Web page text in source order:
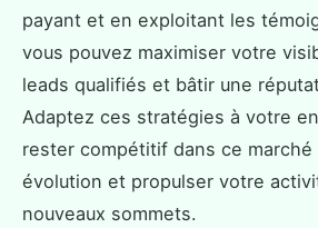
payant et en exploitant les
vous pouvez maximiser votre
leads qualifiés et bâtir une
Adaptez ces stratégies à votre
rester compétitif dans ce
évolution et propulser votre
nouveaux sommets.